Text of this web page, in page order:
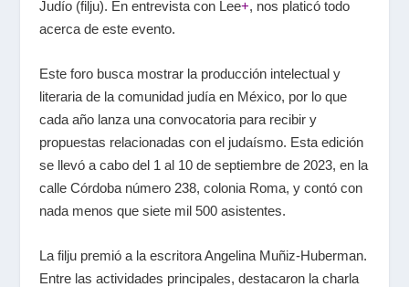
Judío (filju). En entrevista con Lee+, nos platicó todo
acerca de este evento.
Este foro busca mostrar la producción intelectual y
literaria de la comunidad judía en México, por lo que
cada año lanza una convocatoria para recibir y
propuestas relacionadas con el judaísmo. Esta edición
se llevó a cabo del 1 al 10 de septiembre de 2023, en la
calle Córdoba número 238, colonia Roma, y contó con
nada menos que siete mil 500 asistentes.
La filjupremió a la escritora Angelina Muñiz-Huberman.
Entre las actividades principales, destacaron la charla